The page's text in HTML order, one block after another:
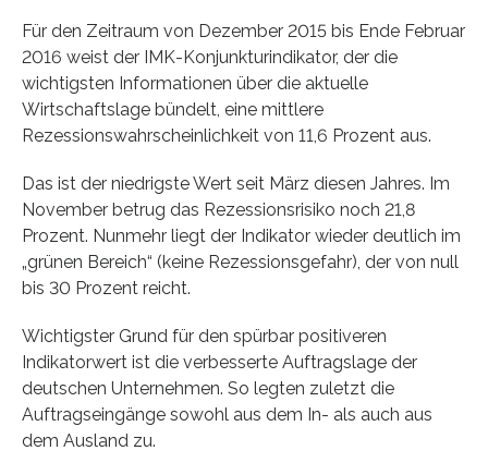
Für den Zeitraum von Dezember 2015 bis Ende Februar
2016 weist der IMK-Konjunkturindikator, der die
wichtigsten Informationen über die aktuelle
Wirtschaftslage bündelt, eine mittlere
Rezessionswahrscheinlichkeit von 11,6 Prozent aus.
Das ist der niedrigste Wert seit März diesen Jahres. Im
November betrug das Rezessionsrisiko noch 21,8
Prozent. Nunmehr liegt der Indikator wieder deutlich im
„grünen Bereich“ (keine Rezessionsgefahr), der von null
bis 30 Prozent reicht.
Wichtigster Grund für den spürbar positiveren
Indikatorwert ist die verbesserte Auftragslage der
deutschen Unternehmen. So legten zuletzt die
Auftragseingänge sowohl aus dem In- als auch aus
dem Ausland zu.